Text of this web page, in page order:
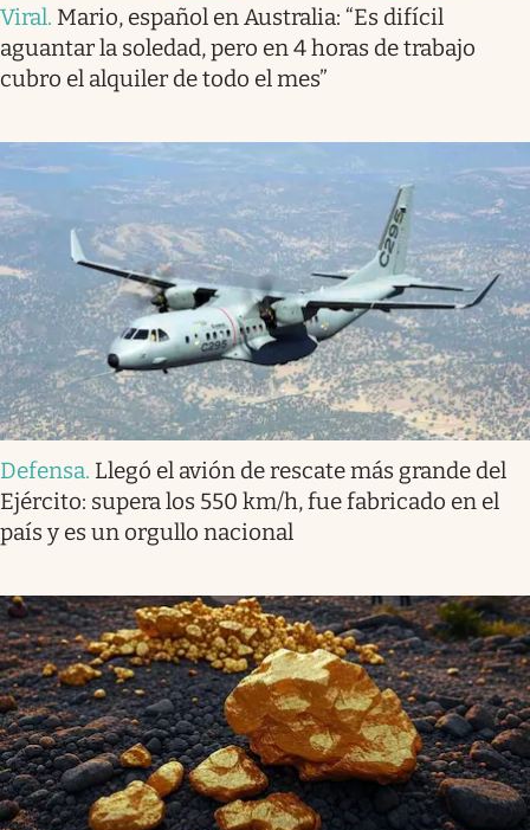
Viral. Mario, español en Australia: “Es difícil
aguantar la soledad, pero en 4 horas de trabajo
cubro el alquiler de todo el mes”
Defensa. Llegó el avión de rescate más grande del
Ejército: supera los 550 km/h, fue fabricado en el
país y es un orgullo nacional